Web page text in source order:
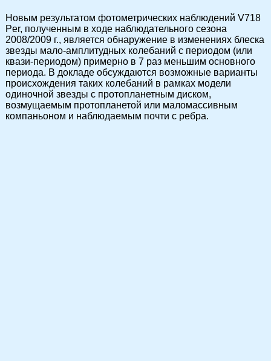
Новым результатом фотометрических наблюдений V718
Per, полученным в ходе наблюдательного сезона
2008/2009 г., является обнаружение в изменениях блеска
звезды мало-амплитудных колебаний с периодом (или
квази-периодом) примерно в 7 раз меньшим основного
периода. В докладе обсуждаются возможные варианты
происхождения таких колебаний в рамках модели
одиночной звезды с протопланетным диском,
возмущаемым протопланетой или маломассивным
компаньоном и наблюдаемым почти с ребра.